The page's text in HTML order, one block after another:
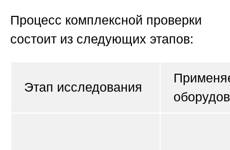
Процесс комплексной проверки
состоит из следующих этапов:
Этап исследования